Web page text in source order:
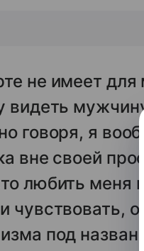
не имеет
видеть
говоря, я
вне своей
любить меня
чувствовать,
под